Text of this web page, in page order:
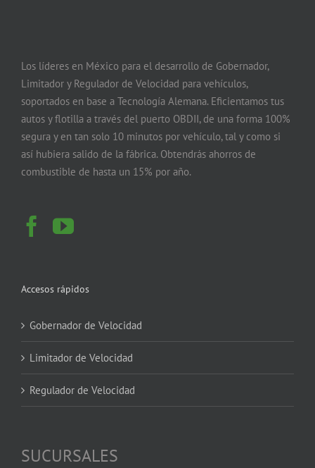
Los líderes en México para el desarrollo de Gobernador,
Limitador y Regulador de Velocidad para vehículos,
soportados en base a Tecnología Alemana. Eficientamos tus
autos y flotilla a través del puerto OBDII, de una forma 100%
segura y en tan solo 10 minutos por vehículo, tal y como si
así hubiera salido de la fábrica. Obtendrás ahorros de
combustible de hasta un 15% por año.
Accesos rápidos
Gobernador de Velocidad
Limitador de Velocidad
Regulador de Velocidad
SUCURSALES